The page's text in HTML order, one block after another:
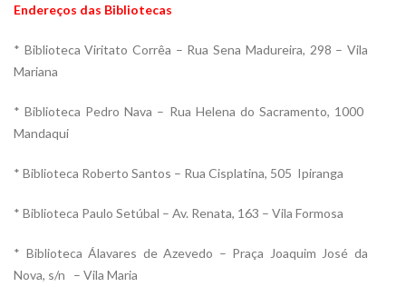
Endereços das Bibliotecas
* Biblioteca Viritato Corrêa – Rua Sena Madureira, 298 – Vila
Mariana
* Biblioteca Pedro Nava – Rua Helena do Sacramento, 1000 
Mandaqui
* Biblioteca Roberto Santos – Rua Cisplatina, 505  Ipiranga
* Biblioteca Paulo Setúbal – Av. Renata, 163 – Vila Formosa
* Biblioteca Álavares de Azevedo – Praça Joaquim José da
Nova, s/n – Vila Maria